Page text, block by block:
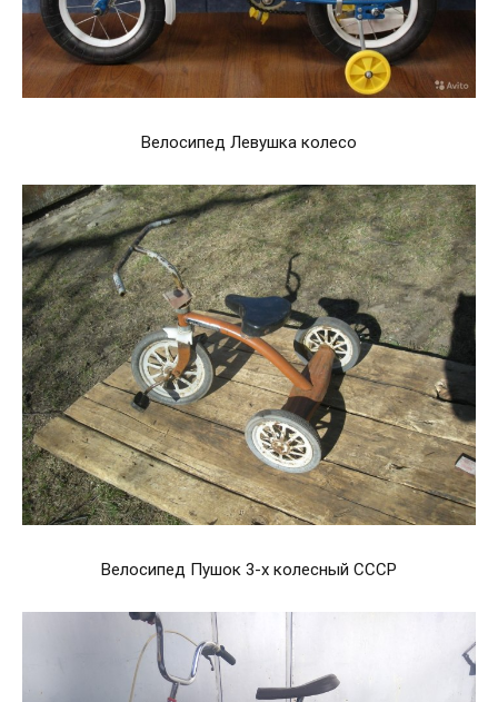
Велосипед Левушка колесо
Велосипед Пушок 3-х колесный СССР